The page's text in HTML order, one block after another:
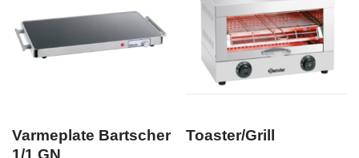
Varmeplate Bartscher
1/1 GN
Toaster/Grill